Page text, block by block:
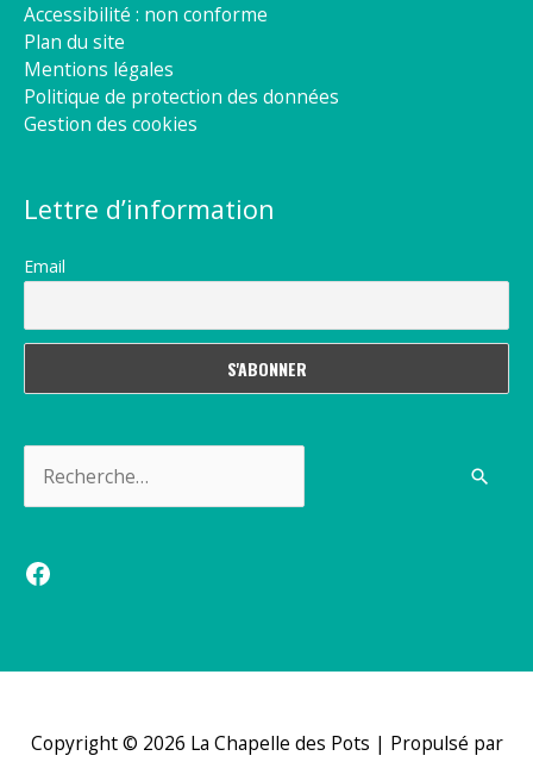
Accessibilité : non conforme
Plan du site
Mentions légales
Politique de protection des données
Gestion des cookies
Lettre d’information
Email
Facebook
Copyright © 2026 La Chapelle des Pots | Propulsé par